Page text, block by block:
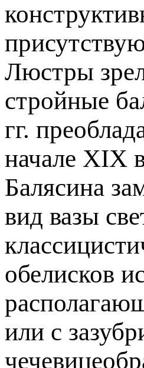
Люстры
стройные
гг.
начале XIX
Балясина
вид вазы
обелисков
или с